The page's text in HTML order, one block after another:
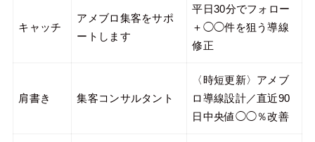
キャッチ
アメブロ集客をサポ
ートします
平日30分でフォロー
＋◯◯件を狙う導線
修正
肩書き 集客コンサルタント
〈時短更新〉アメブ
ロ導線設計／直近90
日中央値◯◯％改善